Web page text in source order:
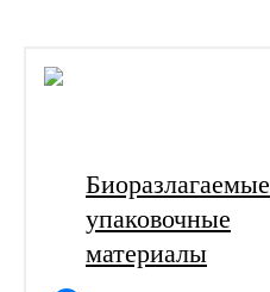
Биоразлагаемые
упаковочные
материалы